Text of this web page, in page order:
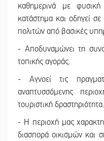
καθημερινά με
κατάστημα και οδηγεί
πολιτών από βασικές
- Αποδυναμώνει τη
τοπικής αγοράς.
- Αγνοεί τις
αναπτυσσόμενης
τουριστική δραστηριότητα.
- Η περιοχή μας
διασπορά οικισμών και